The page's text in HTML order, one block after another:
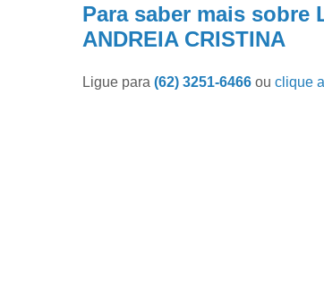
Para saber mais sobre
ANDREIA CRISTINA
Ligue para (62) 3251-6466 ou clique